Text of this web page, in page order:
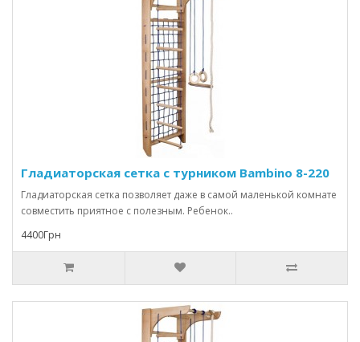
Гладиаторская сетка с турником Bambino 8-220
Гладиаторская сетка позволяет даже в самой маленькой комнате
совместить приятное с полезным. Ребенок..
4400Грн